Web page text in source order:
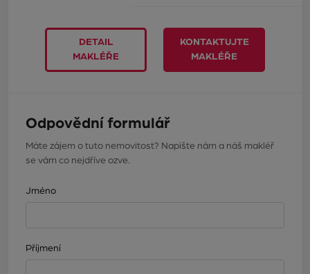
DETAIL
MAKLÉŘE
KONTAKTUJTE
MAKLÉŘE
Odpovědní formulář
Máte zájem o tuto nemovitost? Napište nám a náš makléř
se vám co nejdříve ozve.
Jméno
Příjmení